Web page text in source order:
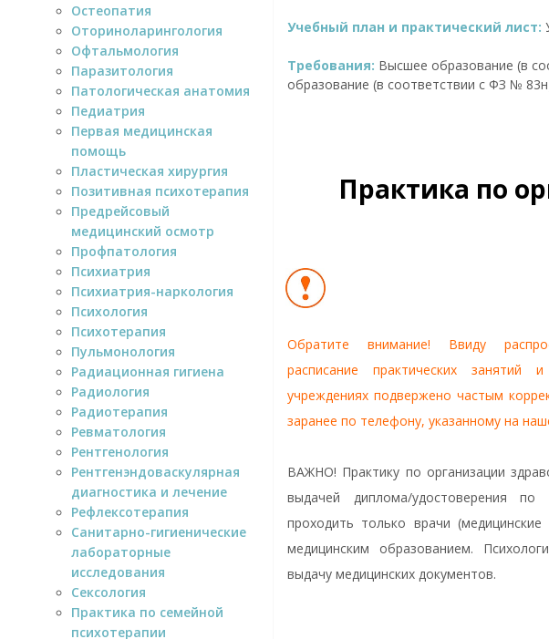
Остеопатия
Оториноларингология
Офтальмология
Паразитология
Патологическая анатомия
Педиатрия
Первая медицинская
помощь
Пластическая хирургия
Позитивная психотерапия
Предрейсовый
медицинский осмотр
Профпатология
Психиатрия
Психиатрия-наркология
Психология
Психотерапия
Пульмонология
Радиационная гигиена
Радиология
Радиотерапия
Ревматология
Рентгенология
Рентгенэндоваскулярная
диагностика и лечение
Рефлексотерапия
Санитарно-гигиенические
лабораторные
исследования
Сексология
Практика по семейной
психотерапии
Учебный план и практический лист:
Требования: Высшее образование (в
образование (в соответствии с ФЗ №
Практика по
Обратите внимание! Ввиду
расписание практических занятий
учреждениях подвержено частым
заранее по телефону, указанному на
ВАЖНО! Практику по организации
выдачей диплома/удостоверения
проходить только врачи
медицинским образованием.
выдачу медицинских документов.